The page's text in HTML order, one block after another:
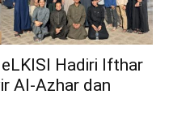
Hadiri Ifthar
Al-Azhar dan